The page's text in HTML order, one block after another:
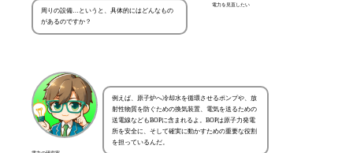
電力を見直したい
周りの設備…というと、具体的にはどんなもの
があるのですか？
例えば、原子炉へ冷却水を循環させるポンプや、放
射性物質を防ぐための換気装置、電気を送るための
送電線などもBOPに含まれるよ。BOPは原子力発電
所を安全に、そして確実に動かすための重要な役割
を担っているんだ。